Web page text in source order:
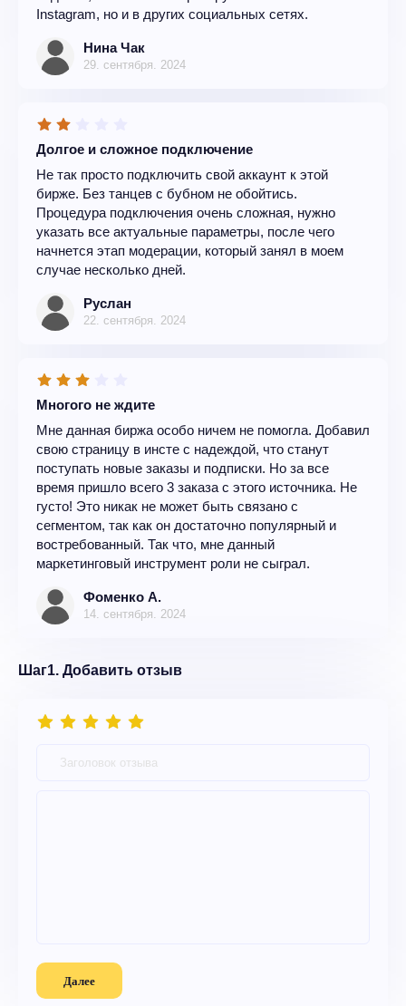
Instagram, но и в других социальных сетях.
Нина Чак
29. сентября. 2024
Долгое и сложное подключение
Не так просто подключить свой аккаунт к этой
бирже. Без танцев с бубном не обойтись.
Процедура подключения очень сложная, нужно
указать все актуальные параметры, после чего
начнется этап модерации, который занял в моем
случае несколько дней.
Руслан
22. сентября. 2024
Многого не ждите
Мне данная биржа особо ничем не помогла. Добавил
свою страницу в инсте с надеждой, что станут
поступать новые заказы и подписки. Но за все
время пришло всего 3 заказа с этого источника. Не
густо! Это никак не может быть связано с
сегментом, так как он достаточно популярный и
востребованный. Так что, мне данный
маркетинговый инструмент роли не сыграл.
Фоменко А.
14. сентября. 2024
Шаг1. Добавить отзыв
Далее